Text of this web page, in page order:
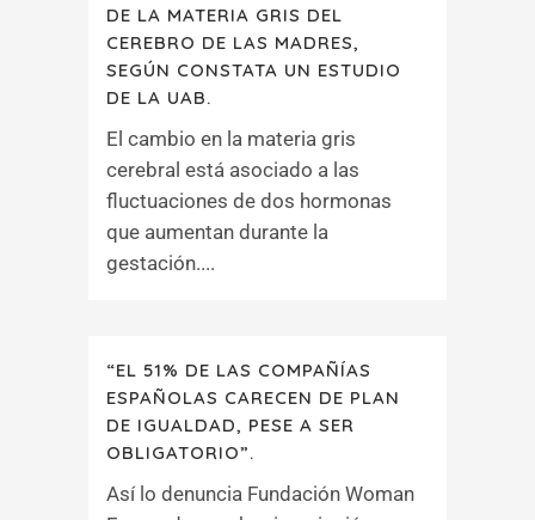
DE LA MATERIA GRIS DEL
CEREBRO DE LAS MADRES,
SEGÚN CONSTATA UN ESTUDIO
DE LA UAB.
El cambio en la materia gris
cerebral está asociado a las
fluctuaciones de dos hormonas
que aumentan durante la
gestación....
“EL 51% DE LAS COMPAÑÍAS
ESPAÑOLAS CARECEN DE PLAN
DE IGUALDAD, PESE A SER
OBLIGATORIO”.
Así lo denuncia Fundación Woman